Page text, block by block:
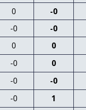
0
-0
-0
-0
0
0
-0
0
-0
-0
-0
1